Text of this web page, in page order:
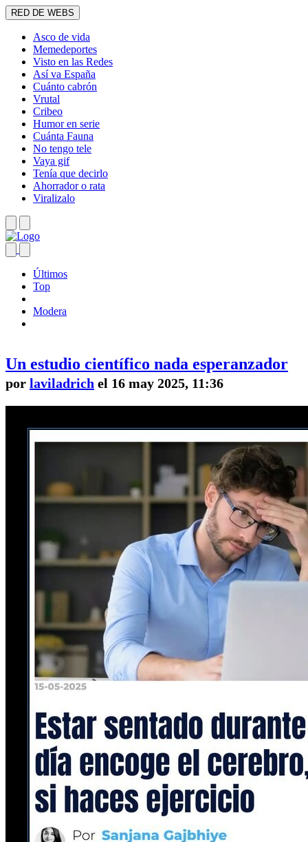
RED DE WEBS
Asco de vida
Memedeportes
Visto en las Redes
Así va España
Cuánto cabrón
Vrutal
Cribeo
Humor en serie
Cuánta Fauna
No tengo tele
Vaya gif
Tenía que decirlo
Ahorrador o rata
Viralizalo
Últimos
Top
Modera
Un estudio científico nada esperanzador
por laviladrich el 16 may 2025, 11:36